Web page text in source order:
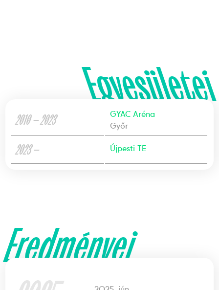
Egyesületei
2010 — 2023
GYAC Aréna
Győr
2023 — Újpesti TE
Eredményei